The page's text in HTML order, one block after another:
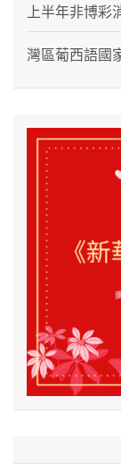
上半年非博彩
灣區葡西語國